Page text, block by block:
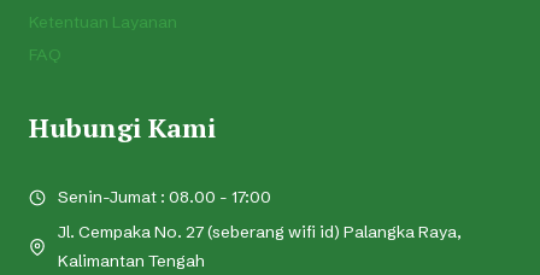
Ketentuan Layanan
FAQ
Hubungi Kami
Senin-Jumat : 08.00 - 17:00
Jl. Cempaka No. 27 (seberang wifi id) Palangka Raya,
Kalimantan Tengah